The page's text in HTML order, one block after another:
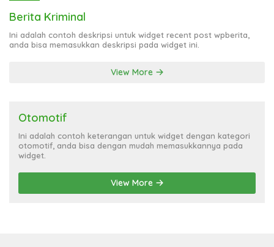
Berita Kriminal
Ini adalah contoh deskripsi untuk widget recent post wpberita,
anda bisa memasukkan deskripsi pada widget ini.
View More
Otomotif
Ini adalah contoh keterangan untuk widget dengan kategori
otomotif, anda bisa dengan mudah memasukkannya pada
widget.
View More